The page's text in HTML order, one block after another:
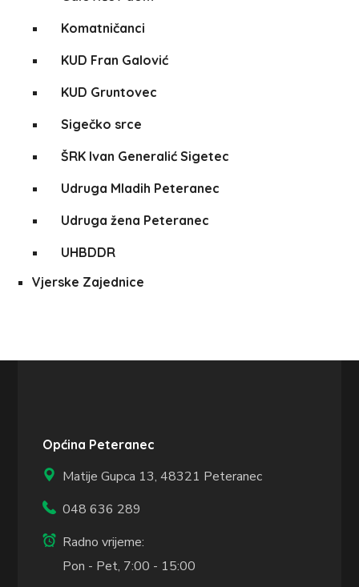
Komatničanci
KUD Fran Galović
KUD Gruntovec
Sigečko srce
ŠRK Ivan Generalić Sigetec
Udruga Mladih Peteranec
Udruga žena Peteranec
UHBDDR
Vjerske Zajednice
Općina Peteranec
Matije Gupca 13,48321 Peteranec
048 636 289
Radno vrijeme:
Pon - Pet, 7:00 - 15:00